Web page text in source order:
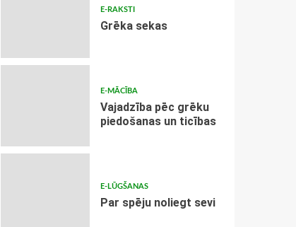
E-RAKSTI
Grēka sekas
E-MĀCĪBA
Vajadzība pēc grēku
piedošanas un ticības
E-LŪGŠANAS
Par spēju noliegt sevi